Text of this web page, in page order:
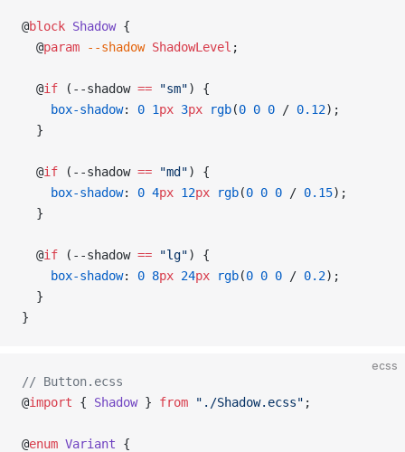
@block Shadow {
  @
param --shadow ShadowLevel ;
  @
if (--shadow == "sm") {
    box-shadow
: 0 1px 3px rgb(0 0 0 / 0.12);
  }
  @
if (--shadow == "md") {
    box-shadow
: 0 4px 12px rgb(0 0 0 / 0.15);
  }
  @
if (--shadow == "lg") {
    box-shadow
: 0 8px 24px rgb(0 0 0 / 0.2);
  }
}
ecss
// Button.ecss
@import { Shadow } from "./Shadow.ecss" ;
@enum Variant {